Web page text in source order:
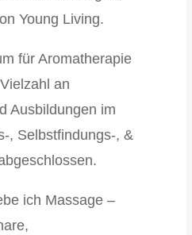
Young Living.
für Aromatherapie
an
Ausbildungen im
, Selbstfindungs-, &
ich Massage –